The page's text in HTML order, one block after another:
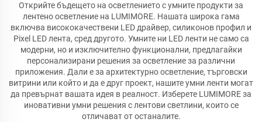
Открийте бъдещето на осветлението с умните продукти за
лентено осветление на LUMIMORE. Нашата широка гама
включва висококачествени LED драйвер, силиконов профил и
Pixel LED лента, сред другото. Умните ни LED ленти не само са
модерни, но и изключително функционални, предлагайки
персонализирани решения за осветление за различни
приложения. Дали е за архитектурно осветление, търговски
витрини или който и да е друг проект, нашите умни ленти могат
да превърнат вашата идея в реалност. Изберете LUMIMORE за
иновативни умни решения с лентови светлини, които се
отличават от останалите.